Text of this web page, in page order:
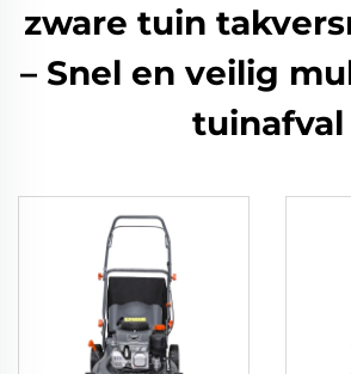
zware tuin
– Snel en veilig
tuinafval